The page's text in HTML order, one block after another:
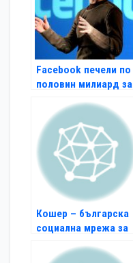
Facebook печели по
половин милиард за
Кошер – българска
социална мрежа за